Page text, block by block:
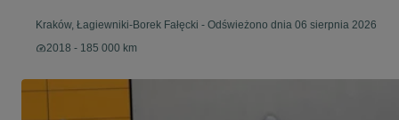
Kraków, Łagiewniki-Borek Fałęcki - Odświeżono dnia 06 sierpnia 2026
2018 - 185 000 km